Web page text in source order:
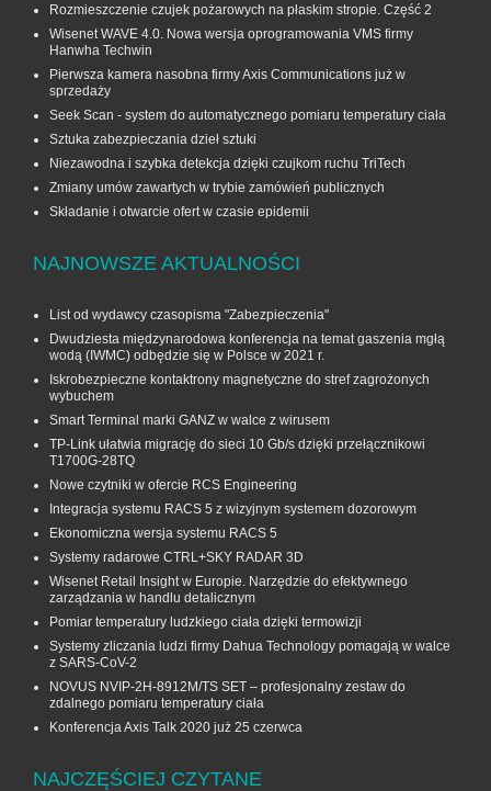
Rozmieszczenie czujek pożarowych na płaskim stropie. Część 2
Wisenet WAVE 4.0. Nowa wersja oprogramowania VMS firmy
Hanwha Techwin
Pierwsza kamera nasobna firmy Axis Communications już w
sprzedaży
Seek Scan - system do automatycznego pomiaru temperatury ciała
Sztuka zabezpieczania dzieł sztuki
Niezawodna i szybka detekcja dzięki czujkom ruchu TriTech
Zmiany umów zawartych w trybie zamówień publicznych
Składanie i otwarcie ofert w czasie epidemii
NAJNOWSZE AKTUALNOŚCI
List od wydawcy czasopisma "Zabezpieczenia"
Dwudziesta międzynarodowa konferencja na temat gaszenia mgłą
wodą (IWMC) odbędzie się w Polsce w 2021 r.
Iskrobezpieczne kontaktrony magnetyczne do stref zagrożonych
wybuchem
Smart Terminal marki GANZ w walce z wirusem
TP-Link ułatwia migrację do sieci 10 Gb/s dzięki przełącznikowi
T1700G‑28TQ
Nowe czytniki w ofercie RCS Engineering
Integracja systemu RACS 5 z wizyjnym systemem dozorowym
Ekonomiczna wersja systemu RACS 5
Systemy radarowe CTRL+SKY RADAR 3D
Wisenet Retail Insight w Europie. Narzędzie do efektywnego
zarządzania w handlu detalicznym
Pomiar temperatury ludzkiego ciała dzięki termowizji
Systemy zliczania ludzi firmy Dahua Technology pomagają w walce
z SARS-CoV-2
NOVUS NVIP-2H-8912M/TS SET – profesjonalny zestaw do
zdalnego pomiaru temperatury ciała
Konferencja Axis Talk 2020 już 25 czerwca
NAJCZĘŚCIEJ CZYTANE